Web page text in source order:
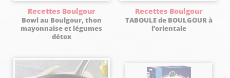
Recettes Boulgour
Bowl au Boulgour, thon
mayonnaise et légumes
détox
Recettes Boulgour
TABOULE de BOULGOUR à
l’orientale